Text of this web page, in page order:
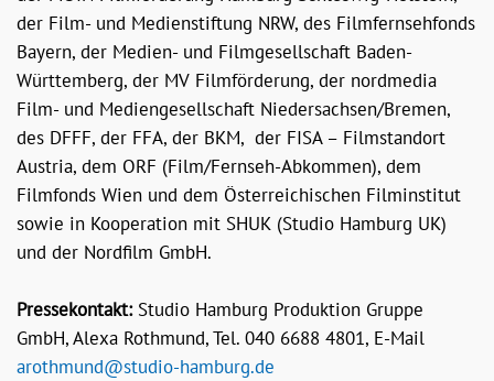
der Film- und Medienstiftung NRW, des Filmfernsehfonds
Bayern, der Medien- und Filmgesellschaft Baden-
Württemberg, der MV Filmförderung, der nordmedia
Film- und Mediengesellschaft Niedersachsen/Bremen,
des DFFF, der FFA, der BKM, der FISA – Filmstandort
Austria, dem ORF (Film/Fernseh-Abkommen), dem
Filmfonds Wien und dem Österreichischen Filminstitut
sowie in Kooperation mit SHUK (Studio Hamburg UK)
und der Nordfilm GmbH.
Pressekontakt:Studio Hamburg Produktion Gruppe
GmbH, Alexa Rothmund, Tel. 040 6688 4801, E-Mail
arothmund@studio-hamburg.de